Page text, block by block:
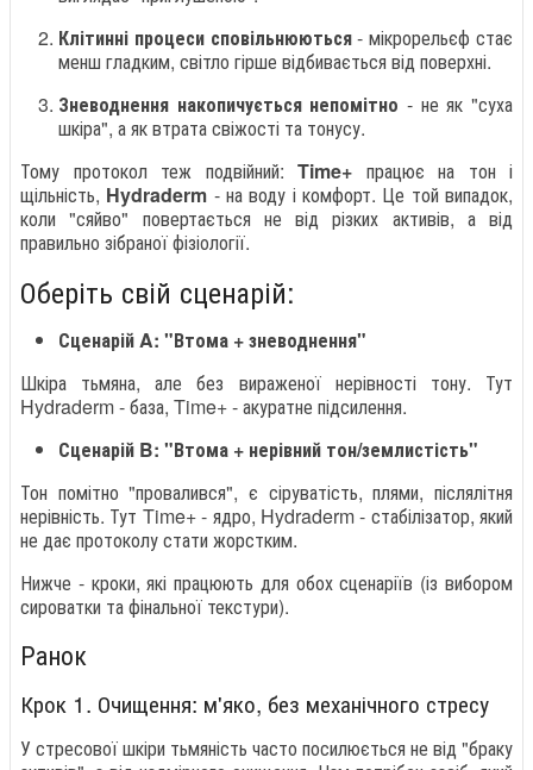
Клітинні процеси сповільнюються- мікрорельєф стає
менш гладким, світло гірше відбивається від поверхні.
Зневоднення накопичується непомітно - не як "суха
шкіра", а як втрата свіжості та тонусу.
Тому протокол теж подвійний: Time+ працює на тон і
щільність, Hydraderm - на воду і комфорт. Це той випадок,
коли "сяйво" повертається не від різких активів, а від
правильно зібраної фізіології.
Оберіть свій сценарій:
Сценарій A: "Втома + зневоднення"
Шкіра тьмяна, але без вираженої нерівності тону. Тут
Hydraderm - база, Time+ - акуратне підсилення.
Сценарій B: "Втома + нерівний тон/землистість"
Тон помітно "провалився", є сіруватість, плями, післялітня
нерівність. Тут Time+ - ядро, Hydraderm - стабілізатор, який
не дає протоколу стати жорстким.
Нижче - кроки, які працюють для обох сценаріїв (із вибором
сироватки та фінальної текстури).
Ранок
Крок 1. Очищення: м'яко, без механічного стресу
У стресової шкіри тьмяність часто посилюється не від "браку